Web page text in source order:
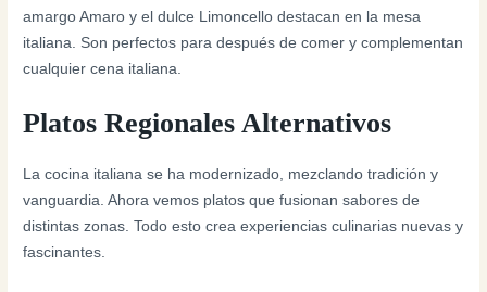
amargo Amaro y el dulce Limoncello destacan en la mesa
italiana. Son perfectos para después de comer y complementan
cualquier cena italiana.
Platos Regionales Alternativos
La cocina italiana se ha modernizado, mezclando tradición y
vanguardia. Ahora vemos platos que fusionan sabores de
distintas zonas. Todo esto crea experiencias culinarias nuevas y
fascinantes.